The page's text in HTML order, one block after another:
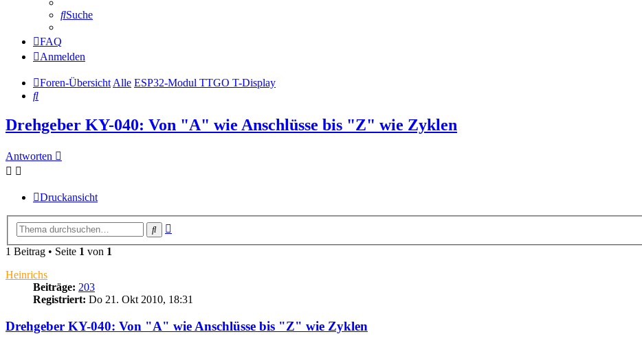
Suche
FAQ
Anmelden
Foren-ÜbersichtAlle ESP32-Modul TTGO T-Display
Suche
Drehgeber KY-040: Von "A" wie Anschlüsse bis "Z" wie Zyklen
Antworten
Druckansicht
Suche
1 Beitrag • Seite 1 von 1
Heinrichs
Beiträge: 203
Registriert: Do 21. Okt 2010, 18:31
Drehgeber KY-040: Von "A" wie Anschlüsse bis "Z" wie Zyklen